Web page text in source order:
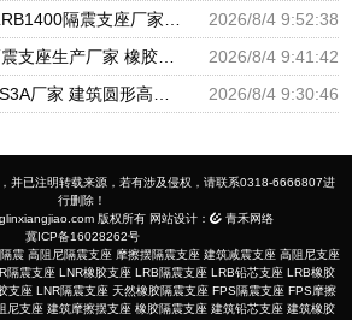
2026/8/4 9:52:38
2026/8/4 9:41:42
2026/8/4 9:30:46
并已注明转载来源，若有涉及侵权，请联系0318-6666807进
行删除！
版权所有 网站设计：
青禾网络
冀ICP备16028262号
震 高阻尼隔震支座 摩擦摆隔震支座 建筑减震支座 高阻尼支座
隔震支座 LNR橡胶支座 LRB隔震支座 LRB铅芯支座 LRB橡胶
支座 LNR隔震支座 天然橡胶隔震支座 FPS隔震支座 FPS摩擦
尼支座 建筑摩擦摆支座 橡胶隔震支座 建筑铅芯支座 建筑橡胶